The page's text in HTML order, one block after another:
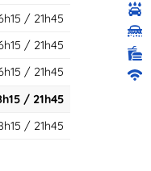
/ 21h45
/ 21h45
/ 21h45
/ 21h45
/ 21h45